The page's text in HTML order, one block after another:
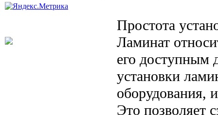
Простота
Ламинат
его доступным
установки
оборудования,
Это позволяет